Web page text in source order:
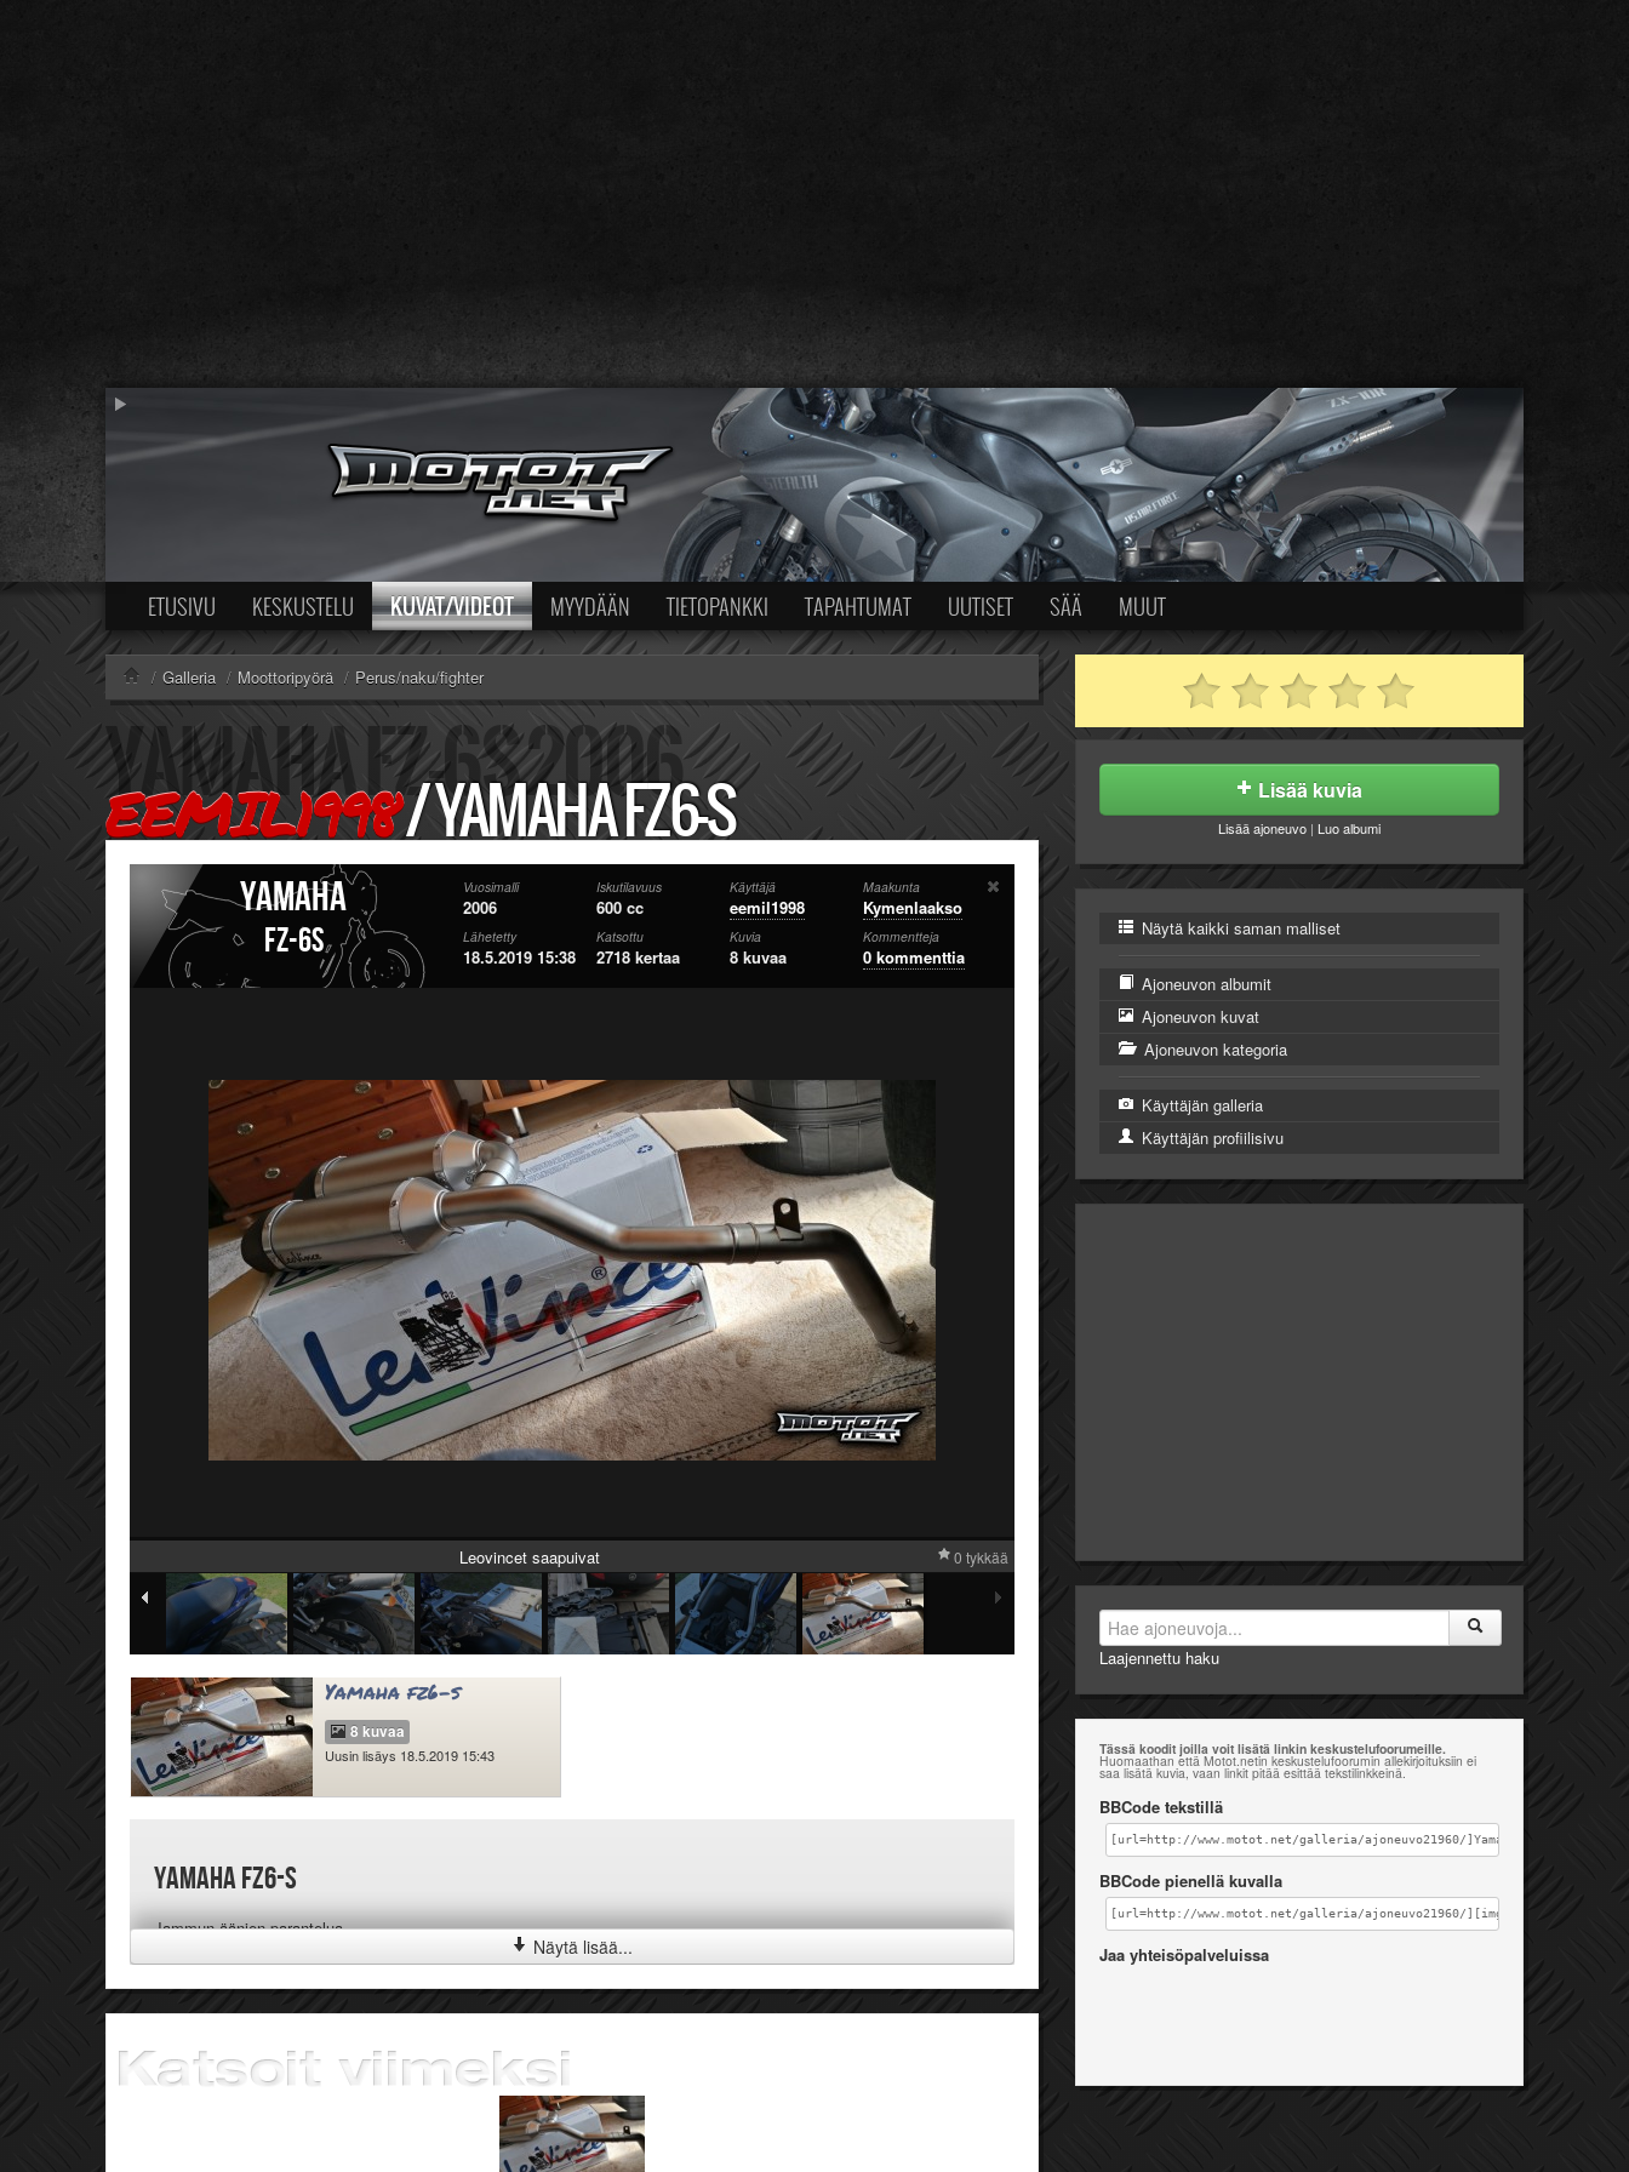
ETUSIVU KESKUSTELU KUVAT/VIDEOT MYYDÄÄN TIETOPANKKI TAPAHTUMAT UUTISET SÄÄ MUUT
/ Galleria / Moottoripyörä / Perus/naku/fighter
EEMIL1998/YAMAHA FZ6-S
Yamaha
FZ-6S
Vuosimalli
2006
Iskutilavuus
600 cc
Käyttäjä
eemil1998
Maakunta
Kymenlaakso
Lähetetty
18.5.2019 15:38
Katsottu
2718 kertaa
Kuvia
8 kuvaa
Kommentteja
0 kommenttia
Leovincet saapuivat 0 tykkää
Yamaha fz6-s
8 kuvaa
Uusin lisäys 18.5.2019 15:43
Näytä lisää...
Yamaha fz6-s
Jammun äänien parantelua
Lisää kuvia
Lisää ajoneuvo | Luo albumi
Näytä kaikki saman malliset
Ajoneuvon albumit
Ajoneuvon kuvat
Ajoneuvon kategoria
Käyttäjän galleria
Käyttäjän profiilisivu
Laajennettu haku
Tässä koodit joilla voit lisätä linkin keskustelufoorumeille.
Huomaathan että Motot.netin keskustelufoorumin allekirjoituksiin ei
saa lisätä kuvia, vaan linkit pitää esittää tekstilinkkeinä.
BBCode tekstillä
[url=http://www.motot.net/galleria/ajoneuvo21960/]Yamaha FZ-6S [/url]
BBCode pienellä kuvalla
[url=http://www.motot.net/galleria/ajoneuvo21960/][img]http://
Jaa yhteisöpalveluissa